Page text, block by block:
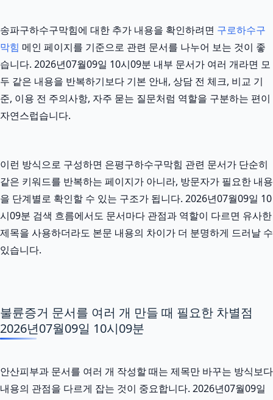
송파구하수구막힘에 대한 추가 내용을 확인하려면 구로하수구
막힘 메인 페이지를 기준으로 관련 문서를 나누어 보는 것이 좋
습니다. 2026년07월09일 10시09분 내부 문서가 여러 개라면 모
두 같은 내용을 반복하기보다 기본 안내, 상담 전 체크, 비교 기
준, 이용 전 주의사항, 자주 묻는 질문처럼 역할을 구분하는 편이
자연스럽습니다.
이런 방식으로 구성하면 은평구하수구막힘 관련 문서가 단순히
같은 키워드를 반복하는 페이지가 아니라, 방문자가 필요한 내용
을 단계별로 확인할 수 있는 구조가 됩니다. 2026년07월09일 10
시09분 검색 흐름에서도 문서마다 관점과 역할이 다르면 유사한
제목을 사용하더라도 본문 내용의 차이가 더 분명하게 드러날 수
있습니다.
불륜증거 문서를 여러 개 만들 때 필요한 차별점
2026년07월09일 10시09분
안산피부과 문서를 여러 개 작성할 때는 제목만 바꾸는 방식보다
내용의 관점을 다르게 잡는 것이 중요합니다. 2026년07월09일